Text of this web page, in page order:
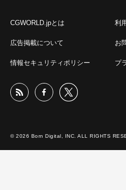
CGWORLD.jpとは 利
広告掲載について お
情報セキュリティポリシー プ
© 2026 Born Digital, INC. ALL RIGHTS